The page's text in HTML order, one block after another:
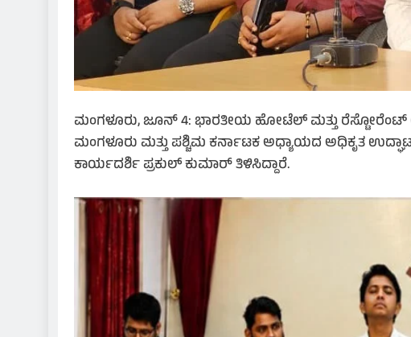
ಮಂಗಳೂರು, ಜೂನ್ 4: ಭಾರತೀಯ ಹೋಟೆಲ್ ಮತ್ತು ರೆಸ್ಟೋರೆಂಟ್
ಮಂಗಳೂರು ಮತ್ತು ಪಶ್ಚಿಮ ಕರ್ನಾಟಕ ಅಧ್ಯಾಯದ ಅಧಿಕೃತ
ಕಾರ್ಯದರ್ಶಿ ಪ್ರಕುಲ್ ಕುಮಾರ್ ತಿಳಿಸಿದ್ದಾರೆ.